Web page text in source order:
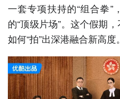
一套专项扶持的“组合拳”
的“顶级片场”。这个假期
如何“拍”出深港融合新高度。